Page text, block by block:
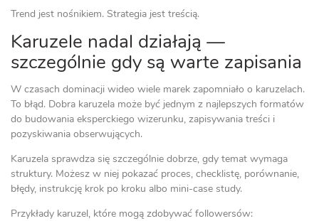
Trend jest nośnikiem. Strategia jest treścią.
Karuzele nadal działają —
szczególnie gdy są warte zapisania
W czasach dominacji wideo wiele marek zapomniało o karuzelach.
To błąd. Dobra karuzela może być jednym z najlepszych formatów
do budowania eksperckiego wizerunku, zapisywania treści i
pozyskiwania obserwujących.
Karuzela sprawdza się szczególnie dobrze, gdy temat wymaga
struktury. Możesz w niej pokazać proces, checklistę, porównanie,
błędy, instrukcję krok po kroku albo mini-case study.
Przykłady karuzel, które mogą zdobywać followersów: